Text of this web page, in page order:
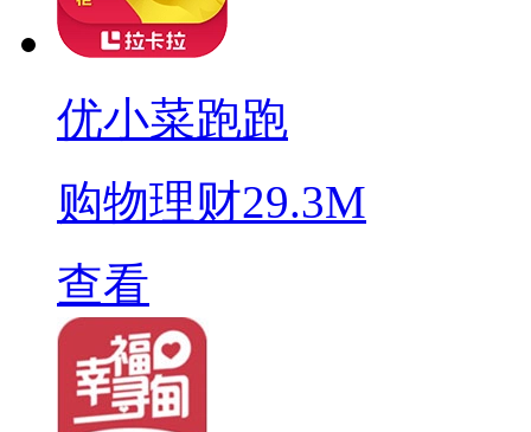
优小菜跑跑
购物理财29.3M
查看